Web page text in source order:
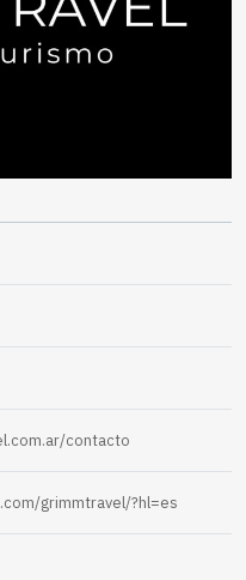
contacto
grimmtravel/?hl=es